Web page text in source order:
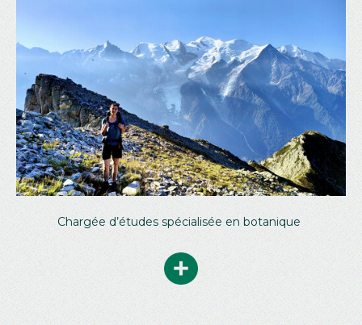
Chargée d’études spécialisée en botanique